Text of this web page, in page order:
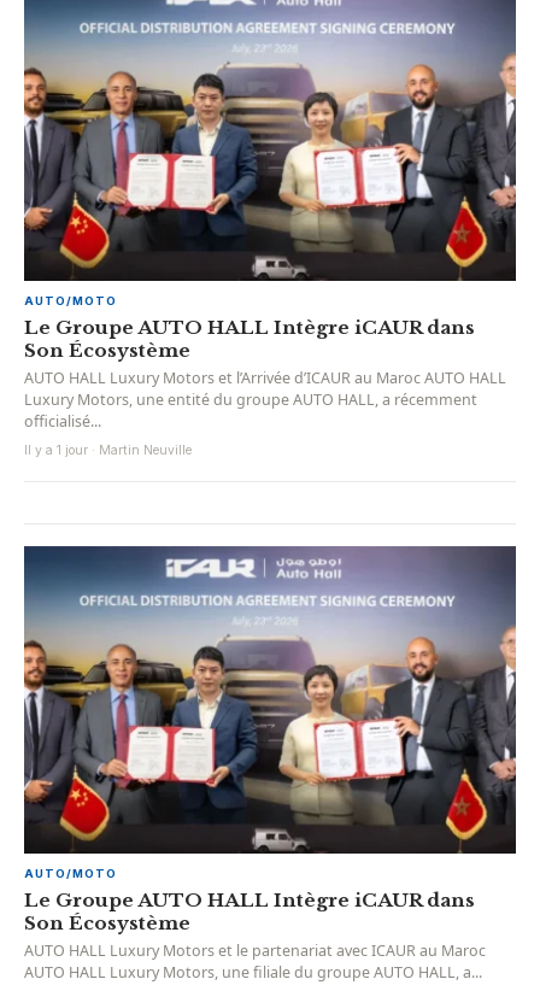
AUTO/MOTO
Le Groupe AUTO HALL Intègre iCAUR dans
Son Écosystème
AUTO HALL Luxury Motors et l’Arrivée d’ICAUR au Maroc AUTO HALL
Luxury Motors, une entité du groupe AUTO HALL, a récemment
officialisé...
Il y a 1 jour · Martin Neuville
AUTO/MOTO
Le Groupe AUTO HALL Intègre iCAUR dans
Son Écosystème
AUTO HALL Luxury Motors et le partenariat avec ICAUR au Maroc
AUTO HALL Luxury Motors, une filiale du groupe AUTO HALL, a...